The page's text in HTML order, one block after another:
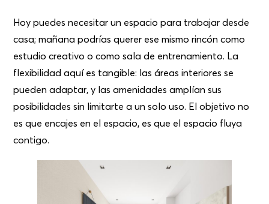
Hoy puedes necesitar un espacio para trabajar desde
casa; mañana podrías querer ese mismo rincón como
estudio creativo o como sala de entrenamiento. La
flexibilidad aquí es tangible: las áreas interiores se
pueden adaptar, y las amenidades amplían sus
posibilidades sin limitarte a un solo uso. El objetivo no
es que encajes en el espacio, es que el espacio fluya
contigo.